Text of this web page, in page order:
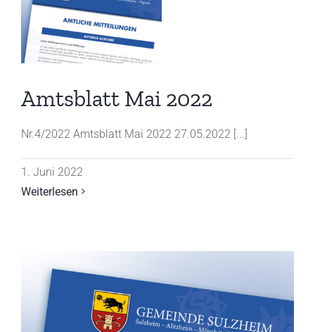
Amtsblatt Mai 2022
Nr.4/2022 Amtsblatt Mai 2022 27.05.2022 [...]
1. Juni 2022
Weiterlesen